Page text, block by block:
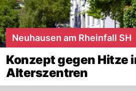
Neuhausen am Rheinfall SH
Konzept gegen Hitze
Alterszentren